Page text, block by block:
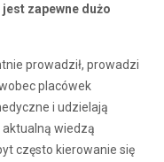
zapewne dużo
prowadził, prowadzi
placówek
i udzielają
wiedzą
często kierowanie się